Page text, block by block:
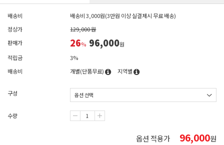
배송비
배송비 3,000원(3만원 이상 실결제시 무료 배송)
정상가
129,000 원
판매가
26% 96,000원
적립금
3%
배송비
개별(단품무료) 지역별
구성
수량
옵션 적용가 96,000원